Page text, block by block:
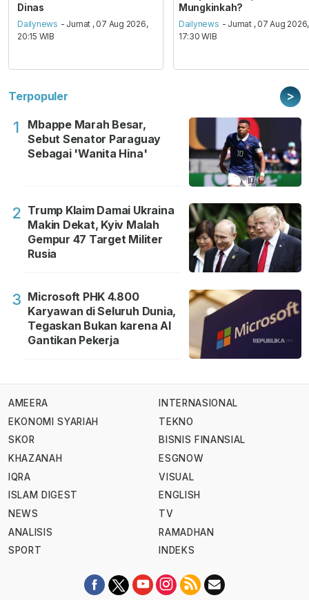
Dinas
Dailynews - Jumat , 07 Aug 2026,
20:15 WIB
Mungkinkah?
Dailynews - Jumat , 07 Aug 2026,
17:30 WIB
Terpopuler >
1
Mbappe Marah Besar,
Sebut Senator Paraguay
Sebagai 'Wanita Hina'
2 Trump Klaim Damai Ukraina
Makin Dekat, Kyiv Malah
Gempur 47 Target Militer
Rusia
3 Microsoft PHK 4.800
Karyawan di Seluruh Dunia,
Tegaskan Bukan karena AI
Gantikan Pekerja
AMEERA
EKONOMI SYARIAH
SKOR
KHAZANAH
IQRA
ISLAM DIGEST
NEWS
ANALISIS
SPORT
INTERNASIONAL
TEKNO
BISNIS FINANSIAL
ESGNOW
VISUAL
ENGLISH
TV
RAMADHAN
INDEKS